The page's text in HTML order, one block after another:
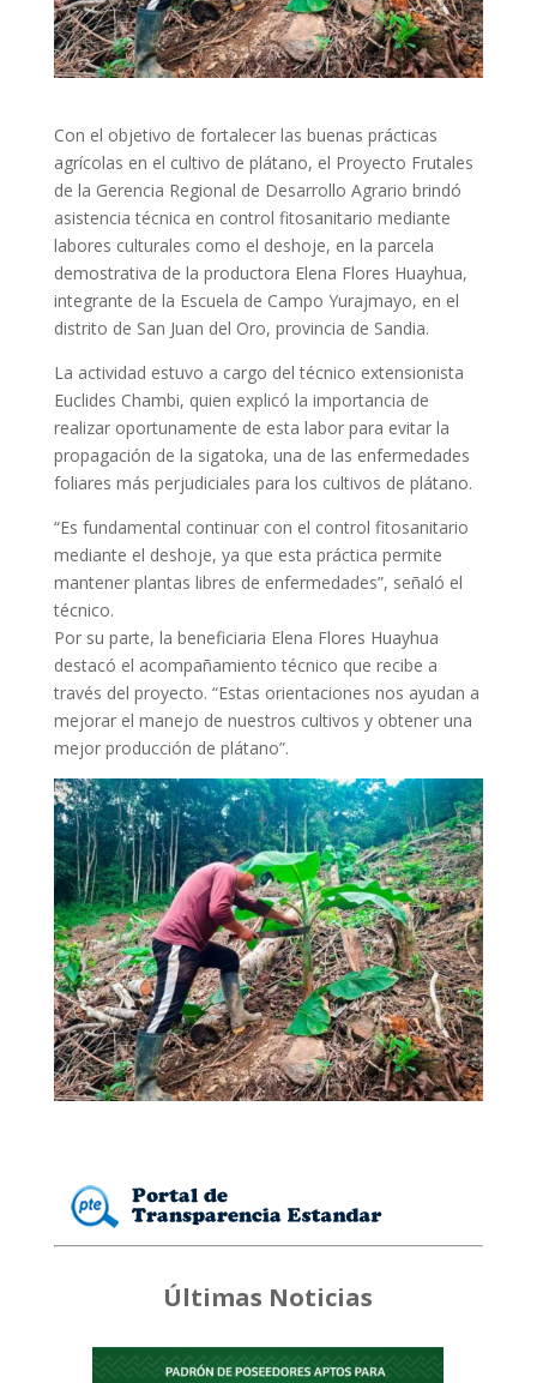
Con el objetivo de fortalecer las buenas prácticas
agrícolas en el cultivo de plátano, el Proyecto Frutales
de la Gerencia Regional de Desarrollo Agrario brindó
asistencia técnica en control fitosanitario mediante
labores culturales como el deshoje, en la parcela
demostrativa de la productora Elena Flores Huayhua,
integrante de la Escuela de Campo Yurajmayo, en el
distrito de San Juan del Oro, provincia de Sandia.
La actividad estuvo a cargo del técnico extensionista
Euclides Chambi, quien explicó la importancia de
realizar oportunamente de esta labor para evitar la
propagación de la sigatoka, una de las enfermedades
foliares más perjudiciales para los cultivos de plátano.
“Es fundamental continuar con el control fitosanitario
mediante el deshoje, ya que esta práctica permite
mantener plantas libres de enfermedades”, señaló el
técnico.
Por su parte, la beneficiaria Elena Flores Huayhua
destacó el acompañamiento técnico que recibe a
través del proyecto. “Estas orientaciones nos ayudan a
mejorar el manejo de nuestros cultivos y obtener una
mejor producción de plátano”.
Últimas Noticias